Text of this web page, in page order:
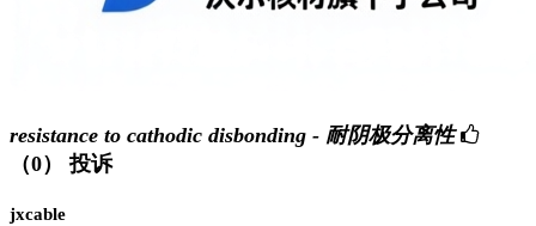
resistance to cathodic disbonding - 耐阴极分离性
（0）
投诉
jxcable